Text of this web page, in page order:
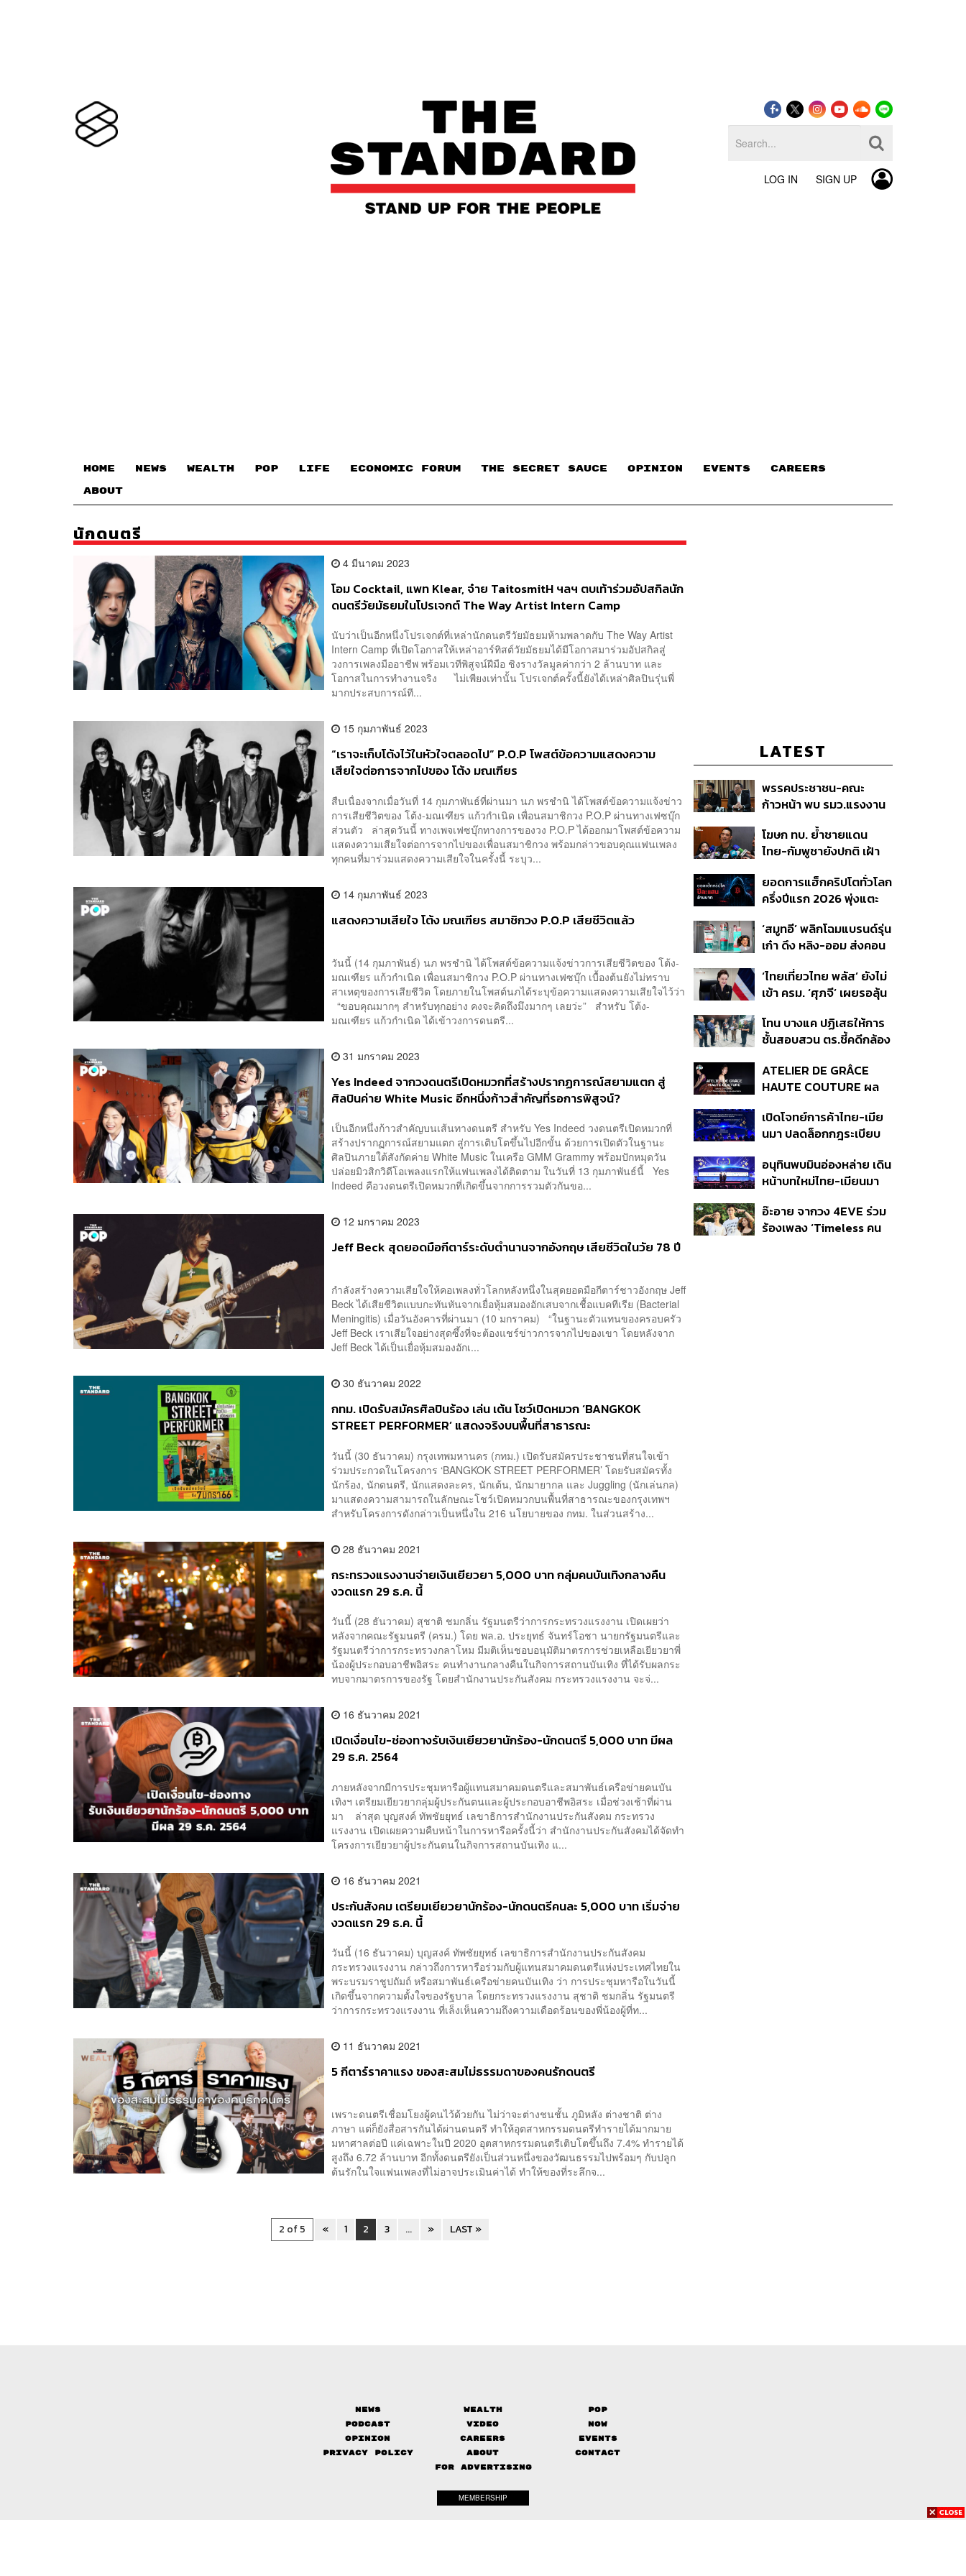
LOG IN SIGN UP
HOME NEWS WEALTH POP LIFE ECONOMIC FORUM THE SECRET SAUCE​ OPINION EVENTS CAREERS
ABOUT
นักดนตรี
4 มีนาคม 2023
โอม Cocktail, แพท Klear, จ๋าย TaitosmitH ฯลฯ ตบเท้าร่วมอัปสกิลนัก
ดนตรีวัยมัธยมในโปรเจกต์ The Way Artist Intern Camp
นับว่าเป็นอีกหนึ่งโปรเจกต์ที่เหล่านักดนตรีวัยมัธยมห้ามพลาดกับ The Way Artist
Intern Camp ที่เปิดโอกาสให้เหล่าอาร์ทิสต์วัยมัธยมได้มีโอกาสมาร่วมอัปสกิลสู่
วงการเพลงมืออาชีพ พร้อมเวทีพิสูจน์ฝีมือ ชิงรางวัลมูลค่ากว่า 2 ล้านบาท และ
โอกาสในการทำงานจริง ไม่เพียงเท่านั้น โปรเจกต์ครั้งนี้ยังได้เหล่าศิลปินรุ่นพี่
มากประสบการณ์ที...
15 กุมภาพันธ์ 2023
“เราจะเก็บโต้งไว้ในหัวใจตลอดไป” P.O.P โพสต์ข้อความแสดงความ
เสียใจต่อการจากไปของ โต้ง มณเฑียร
สืบเนื่องจากเมื่อวันที่ 14 กุมภาพันธ์ที่ผ่านมา นภ พรชำนิ ได้โพสต์ข้อความแจ้งข่าว
การเสียชีวิตของ โต้ง-มณเฑียร แก้วกำเนิด เพื่อนสมาชิกวง P.O.P ผ่านทางเฟซบุ๊ก
ส่วนตัว ล่าสุดวันนี้ ทางเพจเฟซบุ๊กทางการของวง P.O.P ได้ออกมาโพสต์ข้อความ
แสดงความเสียใจต่อการจากไปของเพื่อนสมาชิกวง พร้อมกล่าวขอบคุณแฟนเพลง
ทุกคนที่มาร่วมแสดงความเสียใจในครั้งนี้ ระบุว...
14 กุมภาพันธ์ 2023
แสดงความเสียใจ โต้ง มณเฑียร สมาชิกวง P.O.P เสียชีวิตแล้ว
วันนี้ (14 กุมภาพันธ์) นภ พรชำนิ ได้โพสต์ข้อความแจ้งข่าวการเสียชีวิตของ โต้ง-
มณเฑียร แก้วกำเนิด เพื่อนสมาชิกวง P.O.P ผ่านทางเฟซบุ๊ก เบื้องต้นยังไม่ทราบ
สาเหตุของการเสียชีวิต โดยภายในโพสต์นภได้ระบุข้อความแสดงความเสียใจไว้ว่า
“ขอบคุณมากๆ สำหรับทุกอย่าง คงจะคิดถึงมึงมากๆ เลยว่ะ” สำหรับ โต้ง-
มณเฑียร แก้วกำเนิด ได้เข้าวงการดนตรี...
31 มกราคม 2023
Yes Indeed จากวงดนตรีเปิดหมวกที่สร้างปรากฏการณ์สยามแตก สู่
ศิลปินค่าย White Music อีกหนึ่งก้าวสำคัญที่รอการพิสูจน์?
เป็นอีกหนึ่งก้าวสำคัญบนเส้นทางดนตรี สำหรับ Yes Indeed วงดนตรีเปิดหมวกที่
สร้างปรากฏการณ์สยามแตก สู่การเติบโตขึ้นไปอีกขั้น ด้วยการเปิดตัวในฐานะ
ศิลปินภายใต้สังกัดค่าย White Music ในเครือ GMM Grammy พร้อมปักหมุดวัน
ปล่อยมิวสิกวิดีโอเพลงแรกให้แฟนเพลงได้ติดตาม ในวันที่ 13 กุมภาพันธ์นี้ Yes
Indeed คือวงดนตรีเปิดหมวกที่เกิดขึ้นจากการรวมตัวกันขอ...
12 มกราคม 2023
Jeff Beck สุดยอดมือกีตาร์ระดับตำนานจากอังกฤษ เสียชีวิตในวัย 78 ปี
กำลังสร้างความเสียใจให้คอเพลงทั่วโลกหลังหนึ่งในสุดยอดมือกีตาร์ชาวอังกฤษ Jeff
Beck ได้เสียชีวิตแบบกะทันหันจากเยื่อหุ้มสมองอักเสบจากเชื้อแบคทีเรีย (Bacterial
Meningitis) เมื่อวันอังคารที่ผ่านมา (10 มกราคม) “ในฐานะตัวแทนของครอบครัว
Jeff Beck เราเสียใจอย่างสุดซึ้งที่จะต้องแชร์ข่าวการจากไปของเขา โดยหลังจาก
Jeff Beck ได้เป็นเยื่อหุ้มสมองอักเ...
30 ธันวาคม 2022
กทม. เปิดรับสมัครศิลปินร้อง เล่น เต้น โชว์เปิดหมวก ‘BANGKOK
STREET PERFORMER’ แสดงจริงบนพื้นที่สาธารณะ
วันนี้ (30 ธันวาคม) กรุงเทพมหานคร (กทม.) เปิดรับสมัครประชาชนที่สนใจเข้า
ร่วมประกวดในโครงการ ‘BANGKOK STREET PERFORMER’ โดยรับสมัครทั้ง
นักร้อง, นักดนตรี, นักแสดงละคร, นักเต้น, นักมายากล และ Juggling (นักเล่นกล)
มาแสดงความสามารถในลักษณะโชว์เปิดหมวกบนพื้นที่สาธารณะของกรุงเทพฯ
สำหรับโครงการดังกล่าวเป็นหนึ่งใน 216 นโยบายของ กทม. ในส่วนสร้าง...
28 ธันวาคม 2021
กระทรวงแรงงานจ่ายเงินเยียวยา 5,000 บาท กลุ่มคนบันเทิงกลางคืน
งวดแรก 29 ธ.ค. นี้
วันนี้ (28 ธันวาคม) สุชาติ ชมกลิ่น รัฐมนตรีว่าการกระทรวงแรงงาน เปิดเผยว่า
หลังจากคณะรัฐมนตรี (ครม.) โดย พล.อ. ประยุทธ์ จันทร์โอชา นายกรัฐมนตรีและ
รัฐมนตรีว่าการกระทรวงกลาโหม มีมติเห็นชอบอนุมัติมาตรการช่วยเหลือเยียวยาพี่
น้องผู้ประกอบอาชีพอิสระ คนทำงานกลางคืนในกิจการสถานบันเทิง ที่ได้รับผลกระ
ทบจากมาตรการของรัฐ โดยสำนักงานประกันสังคม กระทรวงแรงงาน จะจ่...
16 ธันวาคม 2021
เปิดเงื่อนไข-ช่องทางรับเงินเยียวยานักร้อง-นักดนตรี 5,000 บาท มีผล
29 ธ.ค. 2564
ภายหลังจากมีการประชุมหารือผู้แทนสมาคมดนตรีและสมาพันธ์เครือข่ายคนบัน
เทิงฯ เตรียมเยียวยากลุ่มผู้ประกันตนและผู้ประกอบอาชีพอิสระ เมื่อช่วงเช้าที่ผ่าน
มา ล่าสุด บุญสงค์ ทัพชัยยุทธ์ เลขาธิการสำนักงานประกันสังคม กระทรวง
แรงงาน เปิดเผยความคืบหน้าในการหารือครั้งนี้ว่า สำนักงานประกันสังคมได้จัดทำ
โครงการเยียวยาผู้ประกันตนในกิจการสถานบันเทิง แ...
16 ธันวาคม 2021
ประกันสังคม เตรียมเยียวยานักร้อง-นักดนตรีคนละ 5,000 บาท เริ่มจ่าย
งวดแรก 29 ธ.ค. นี้
วันนี้ (16 ธันวาคม) บุญสงค์ ทัพชัยยุทธ์ เลขาธิการสำนักงานประกันสังคม
กระทรวงแรงงาน กล่าวถึงการหารือร่วมกับผู้แทนสมาคมดนตรีแห่งประเทศไทยใน
พระบรมราชูปถัมถ์ หรือสมาพันธ์เครือข่ายคนบันเทิง ว่า การประชุมหารือในวันนี้
เกิดขึ้นจากความตั้งใจของรัฐบาล โดยกระทรวงแรงงาน สุชาติ ชมกลิ่น รัฐมนตรี
ว่าการกระทรวงแรงงาน ที่เล็งเห็นความถึงความเดือดร้อนของพี่น้องผู้ที่ท...
11 ธันวาคม 2021
5 กีตาร์ราคาแรง ของสะสมไม่ธรรมดาของคนรักดนตรี
เพราะดนตรีเชื่อมโยงผู้คนไว้ด้วยกัน ไม่ว่าจะต่างชนชั้น ภูมิหลัง ต่างชาติ ต่าง
ภาษา แต่ก็ยังสื่อสารกันได้ผ่านดนตรี ทำให้อุตสาหกรรมดนตรีทำรายได้มากมาย
มหาศาลต่อปี แค่เฉพาะในปี 2020 อุตสาหกรรมดนตรีเติบโตขึ้นถึง 7.4% ทำรายได้
สูงถึง 6.72 ล้านบาท อีกทั้งดนตรียังเป็นส่วนหนึ่งของวัฒนธรรมไปพร้อมๆ กับปลูก
ต้นรักในใจแฟนเพลงที่ไม่อาจประเมินค่าได้ ทำให้ของที่ระลึกจ...
2 of 5 « 1 2 3 ... » LAST »
LATEST
พรรคประชาชน-คณะ
ก้าวหน้า พบ รมว.แรงงาน
เบอร์รีฟินแลนด์
โฆษก ทบ. ย้ำชายแดน
ไทย-กัมพูชายังปกติ เฝ้า
ไม่เสียเปรียบเวทีโลก หลัง
กัมพูชายื่น UN รับรอง
ยอดการแฮ็กคริปโตทั่วโลก
ครึ่งปีแรก 2026 พุ่งแตะ
‘สมูทอี’ พลิกโฉมแบรนด์รุ่น
เก๋า ดึง หลิง-ออม ส่งคอน
สกินแคร์ชะลอตัว
‘ไทยเที่ยวไทย พลัส’ ยังไม่
เข้า ครม. ‘ศุภจี’ เผยรอลุ้น
กระจุกตัว
โทน บางแค ปฏิเสธให้การ
ชั้นสอบสวน ตร.ชี้คดีกล้อง
40 ราย ไม่เกี่ยวคดีมาดาม
เก่ง
ATELIER DE GRÂCE
HAUTE COUTURE ผล
ดีไซเนอร์ระดับตำนานของ
ประเทศไทย
เปิดโจทย์การค้าไทย-เมีย
นมา ปลดล็อกกฎระเบียบ
มั่นนักลงทุน ทำอย่างไร?
อนุทินพบมินอ่องหล่าย เดิน
หน้าบทใหม่ไทย-เมียนมา
การค้า-การลงทุน
อ๊ะอาย จากวง 4EVE ร่วม
ร้องเพลง ‘Timeless คน
News Wealth
Pop
Podcast
Video
Now
Opinion
Careers
Events
Privacy Policy
About
Contact
FOR ADVERTISING
MEMBERSHIP